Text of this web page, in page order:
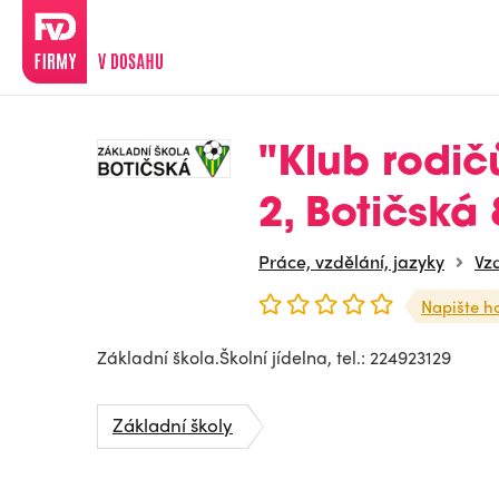
"Klub
2, Botičská
Práce, vzdělání, jazyky
Napište
Základní škola.Školní jídelna, tel.: 224923129
Základní školy